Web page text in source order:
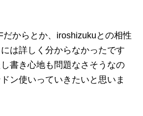
だからとか、iroshizukuとの相性
は詳しく分からなかったです
書き心地も問題なさそうなの
ン使いっていきたいと思いま